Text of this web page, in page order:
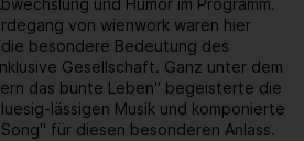
und Humor im Programm.
von wienwork waren hier
besondere Bedeutung des
Gesellschaft. Ganz unter dem
das bunte Leben" begeisterte die
lässigen Musik und komponierte
für diesen besonderen Anlass.